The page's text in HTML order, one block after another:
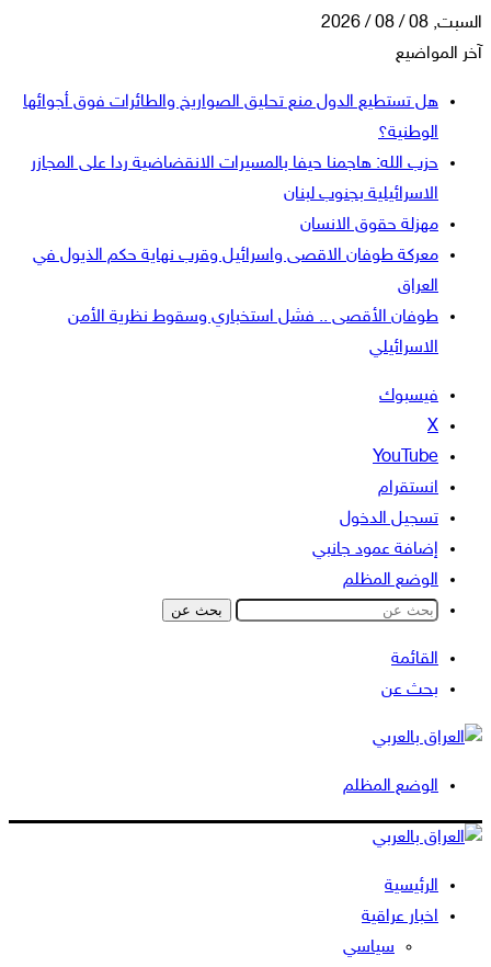
السبت, 08 / 08 / 2026
آخر المواضيع
هل تستطيع الدول منع تحليق الصواريخ والطائرات فوق أجوائها
الوطنية؟
حزب الله: هاجمنا حيفا بالمسيرات الانقضاضية ردا على المجازر
الاسرائيلية بجنوب لبنان
مهزلة حقوق الانسان
معركة طوفان الاقصى واسرائيل وقرب نهاية حكم الذيول في
العراق
طوفان الأقصى .. فشل استخباري وسقوط نظرية الأمن
الاسرائيلي
فيسبوك
‫X
‫YouTube
انستقرام
تسجيل الدخول
إضافة عمود جانبي
الوضع المظلم
بحث عن
القائمة
بحث عن
الوضع المظلم
الرئيسية
اخبار عراقية
سياسي